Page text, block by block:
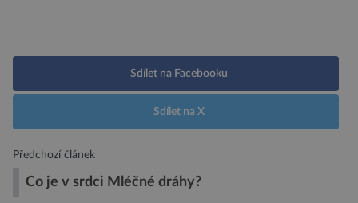
Sdílet na Facebooku
Sdílet na X
Předchozí článek
Co je v srdci Mléčné dráhy?